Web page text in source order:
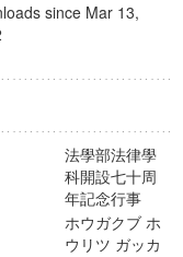
since Mar 13,
法學部法律學
科開設七十周
年記念行事
ホウガクブ ホ
ウリツ ガッカ